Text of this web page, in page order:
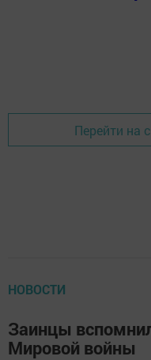
Перейти на
НОВОСТИ
Заинцы
Мировой войны